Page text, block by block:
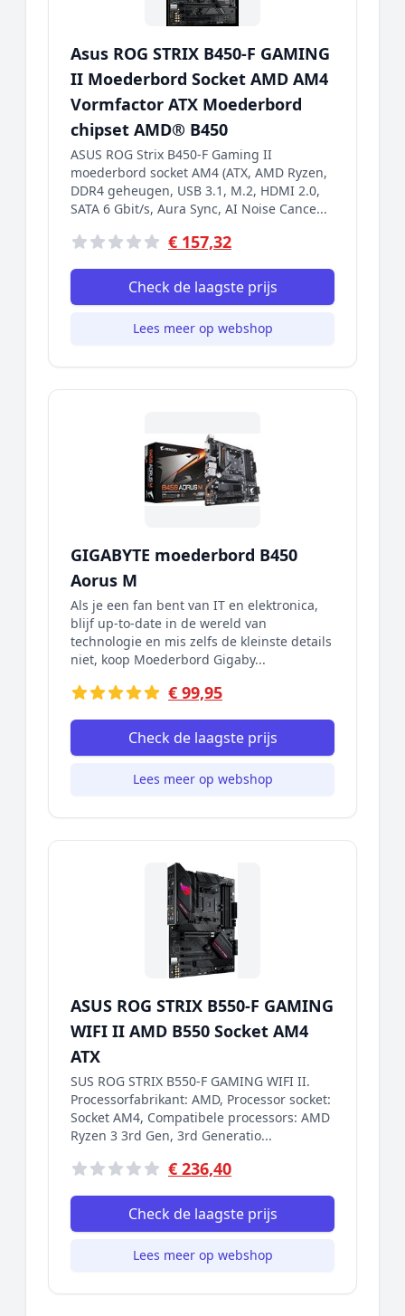
Asus ROG STRIX B450-F GAMING
II Moederbord Socket AMD AM4
Vormfactor ATX Moederbord
chipset AMD® B450
ASUS ROG Strix B450-F Gaming II
moederbord socket AM4 (ATX, AMD Ryzen,
DDR4 geheugen, USB 3.1, M.2, HDMI 2.0,
SATA 6 Gbit/s, Aura Sync, AI Noise Cance...
€ 157,32
Check de laagste prijs
Lees meer op webshop
GIGABYTE moederbord B450
Aorus M
Als je een fan bent van IT en elektronica,
blijf up-to-date in de wereld van
technologie en mis zelfs de kleinste details
niet, koop Moederbord Gigaby...
€ 99,95
Check de laagste prijs
Lees meer op webshop
ASUS ROG STRIX B550-F GAMING
WIFI II AMD B550 Socket AM4
ATX
SUS ROG STRIX B550-F GAMING WIFI II.
Processorfabrikant: AMD, Processor socket:
Socket AM4, Compatibele processors: AMD
Ryzen 3 3rd Gen, 3rd Generatio...
€ 236,40
Check de laagste prijs
Lees meer op webshop